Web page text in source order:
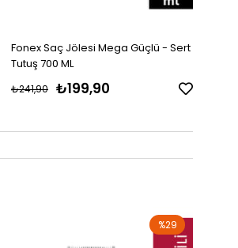
Fonex Saç Jölesi Mega Güçlü - Sert
Tutuş 700 ML
₺199,90
₺241,90
%29